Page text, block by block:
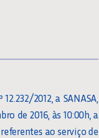
2012, a SANASA,
de 2016, às 10:00h, a
ao serviço de